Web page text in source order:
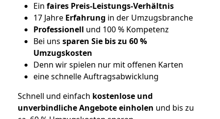
Ein faires Preis-Leistungs-Verhältnis
17 Jahre Erfahrung in der Umzugsbranche
Professionell und 100 % Kompetenz
Bei uns sparen Sie bis zu 60 %
Umzugskosten
Denn wir spielen nur mit offenen Karten
eine schnelle Auftragsabwicklung
Schnell und einfach kostenlose und
unverbindliche Angebote einholen und bis zu